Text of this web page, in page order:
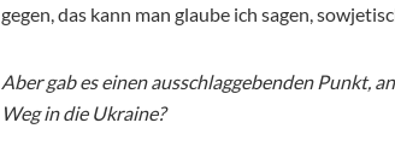
gegen, das kann man glaube ich sagen,
Aber gab es einen ausschlaggebenden Punkt,
Weg in die Ukraine?